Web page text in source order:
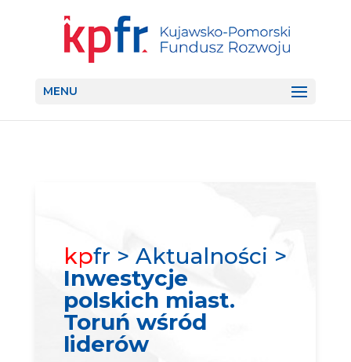
MENU
kpfr > Aktualności >
Inwestycje
polskich miast.
Toruń wśród
liderów